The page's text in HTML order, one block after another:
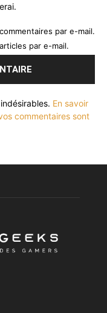
par e-mail.
par e-mail.
En savoir
commentaires sont